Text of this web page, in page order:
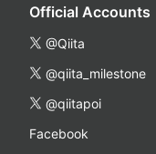
Official Accounts
@Qiita
@qiita_milestone
@qiitapoi
Facebook